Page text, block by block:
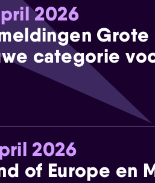
2026
categorie
2026
of Europe en